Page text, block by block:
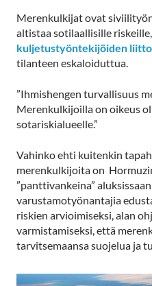
Merenkulkijat ovat
altistaa sotilaallisille
kuljetustyöntekijöiden
tilanteen eskaloiduttua.
”Ihmishengen turvallisuus
Merenkulkijoilla on oikeus
sotariskialueelle.”
Vahinko ehti kuitenkin
merenkulkijoita on
”panttivankeina”
varustamotyönantajia
riskien arvioimiseksi, alan
varmistamiseksi, että
tarvitsemaansa suojelua ja